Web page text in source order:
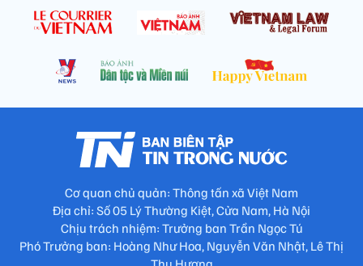
Cơ quan chủ quản: Thông tấn xã Việt Nam
Địa chỉ: Số 05 Lý Thường Kiệt, Cửa Nam, Hà Nội
Chịu trách nhiệm: Trưởng ban Trần Ngọc Tú
Phó Trưởng ban: Hoàng Như Hoa, Nguyễn Văn Nhật, Lê Thị